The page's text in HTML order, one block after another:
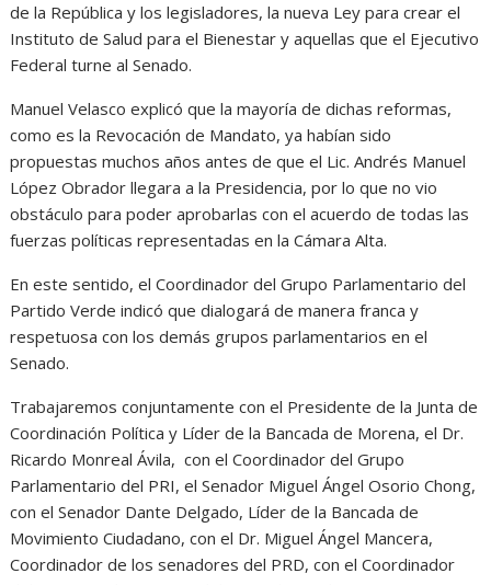
de la República y los legisladores, la nueva Ley para crear el
Instituto de Salud para el Bienestar y aquellas que el Ejecutivo
Federal turne al Senado.
Manuel Velasco explicó que la mayoría de dichas reformas,
como es la Revocación de Mandato, ya habían sido
propuestas muchos años antes de que el Lic. Andrés Manuel
López Obrador llegara a la Presidencia, por lo que no vio
obstáculo para poder aprobarlas con el acuerdo de todas las
fuerzas políticas representadas en la Cámara Alta.
En este sentido, el Coordinador del Grupo Parlamentario del
Partido Verde indicó que dialogará de manera franca y
respetuosa con los demás grupos parlamentarios en el
Senado.
Trabajaremos conjuntamente con el Presidente de la Junta de
Coordinación Política y Líder de la Bancada de Morena, el Dr.
Ricardo Monreal Ávila, con el Coordinador del Grupo
Parlamentario del PRI, el Senador Miguel Ángel Osorio Chong,
con el Senador Dante Delgado, Líder de la Bancada de
Movimiento Ciudadano, con el Dr. Miguel Ángel Mancera,
Coordinador de los senadores del PRD, con el Coordinador